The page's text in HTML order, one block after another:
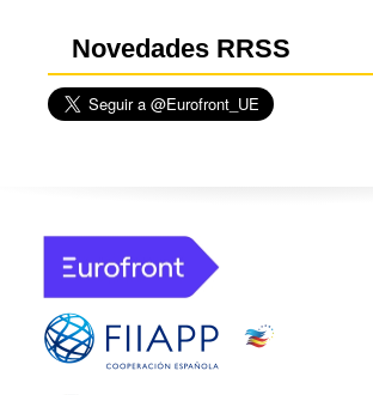
Novedades RRSS